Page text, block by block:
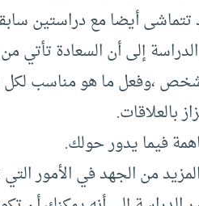
تتماشى أيضا مع دراستين
إلى أن السعادة تأتي
،وفعل ما هو مناسب لكل
بالعلاقات.
فيما يدور حولك.
من الجهد في الأمور